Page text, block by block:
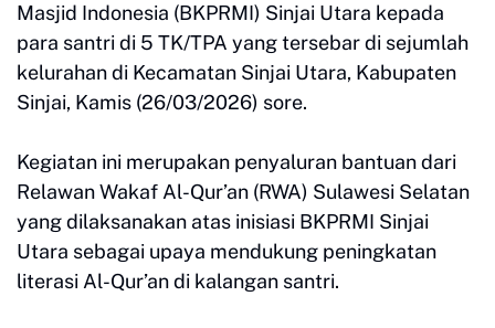
Masjid Indonesia (BKPRMI) Sinjai Utara kepada
para santri di 5 TK/TPA yang tersebar di sejumlah
kelurahan di Kecamatan Sinjai Utara, Kabupaten
Sinjai, Kamis (26/03/2026) sore.
Kegiatan ini merupakan penyaluran bantuan dari
Relawan Wakaf Al-Qur’an (RWA) Sulawesi Selatan
yang dilaksanakan atas inisiasi BKPRMI Sinjai
Utara sebagai upaya mendukung peningkatan
literasi Al-Qur’an di kalangan santri.